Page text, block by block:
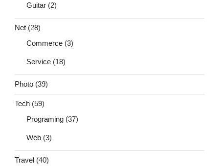
Guitar (2)
Net (28)
Commerce (3)
Service (18)
Photo (39)
Tech (59)
Programing (37)
Web (3)
Travel (40)